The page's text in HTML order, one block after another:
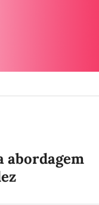
abordagem